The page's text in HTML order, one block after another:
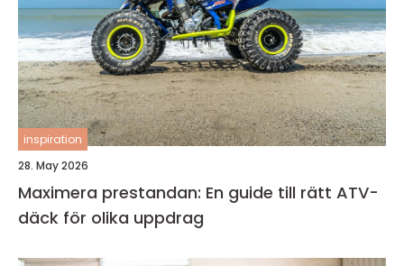
inspiration
28. May 2026
Maximera prestandan: En guide till rätt ATV-
däck för olika uppdrag